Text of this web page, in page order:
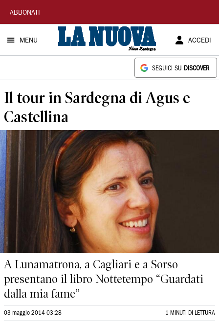
La
Nuova
Sardegna
ABBONATI
MENU ACCEDI
SEGUICI SU DISCOVER
Il tour in Sardegna di Agus e
Castellina
A Lunamatrona, a Cagliari e a Sorso
presentano il libro Nottetempo “Guardati
dalla mia fame”
03 maggio 2014 03:28 1 MINUTI DI LETTURA